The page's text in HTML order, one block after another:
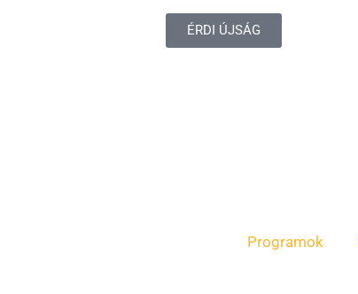
ÉRDI ÚJSÁG
Programok